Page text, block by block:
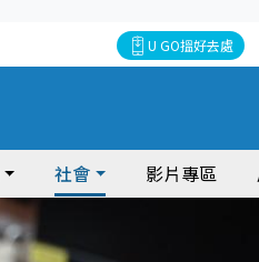
U GO搵好去處
社會 影片專區